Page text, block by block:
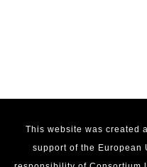
This website was created
support of the European